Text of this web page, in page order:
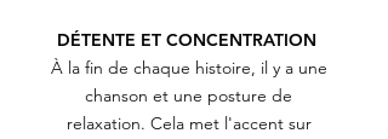
DÉTENTE ET CONCENTRATION
À la fin de chaque histoire, il y a une
chanson et une posture de
relaxation. Cela met l'accent sur